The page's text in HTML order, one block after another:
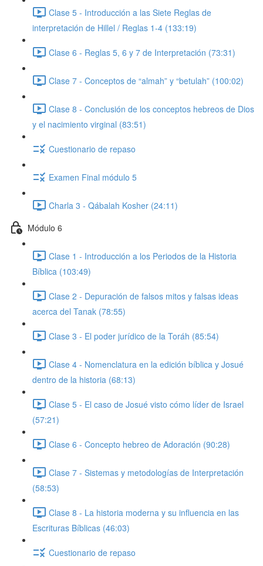
Clase 5 - Introducción a las Siete Reglas de
interpretación de Hillel / Reglas 1-4 (133:19)
Clase 6 - Reglas 5, 6 y 7 de Interpretación (73:31)
Clase 7 - Conceptos de “almah” y “betulah” (100:02)
Clase 8 - Conclusión de los conceptos hebreos de Dios
y el nacimiento virginal (83:51)
Cuestionario de repaso
Examen Final módulo 5
Charla 3 - Qábalah Kosher (24:11)
Módulo 6
Clase 1 - Introducción a los Periodos de la Historia
Bíblica (103:49)
Clase 2 - Depuración de falsos mitos y falsas ideas
acerca del Tanak (78:55)
Clase 3 - El poder jurídico de la Toráh (85:54)
Clase 4 - Nomenclatura en la edición bíblica y Josué
dentro de la historia (68:13)
Clase 5 - El caso de Josué visto cómo líder de Israel
(57:21)
Clase 6 - Concepto hebreo de Adoración (90:28)
Clase 7 - Sistemas y metodologías de Interpretación
(58:53)
Clase 8 - La historia moderna y su influencia en las
Escrituras Bíblicas (46:03)
Cuestionario de repaso